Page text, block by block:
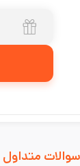
سوالات متداول